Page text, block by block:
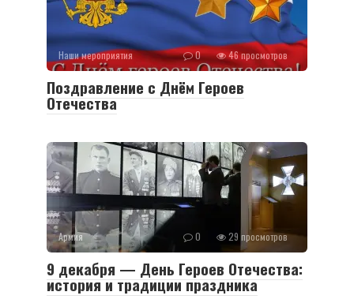
Наши мероприятия 0 46 просмотров
Поздравление с Днём Героев
Отечества
Армия 0 29 просмотров
9 декабря — День Героев Отечества:
история и традиции праздника